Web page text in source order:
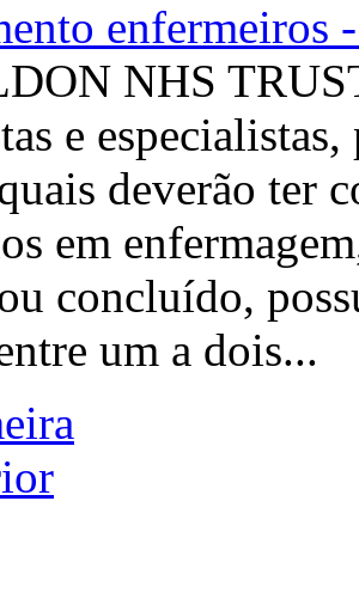
NHS
e
deverão ter
em
concluído,
um a dois...